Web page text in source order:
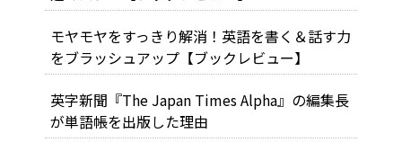
モヤモヤをすっきり解消！英語を書く＆話す力
をブラッシュアップ【ブックレビュー】
英字新聞『The Japan Times Alpha』の編集長
が単語帳を出版した理由